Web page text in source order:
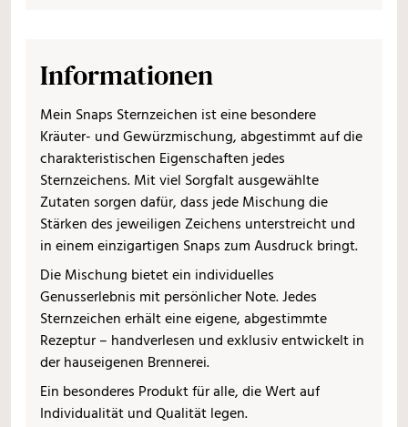
Informationen
Mein Snaps Sternzeichen ist eine besondere
Kräuter- und Gewürzmischung, abgestimmt auf die
charakteristischen Eigenschaften jedes
Sternzeichens. Mit viel Sorgfalt ausgewählte
Zutaten sorgen dafür, dass jede Mischung die
Stärken des jeweiligen Zeichens unterstreicht und
in einem einzigartigen Snaps zum Ausdruck bringt.
Die Mischung bietet ein individuelles
Genusserlebnis mit persönlicher Note. Jedes
Sternzeichen erhält eine eigene, abgestimmte
Rezeptur – handverlesen und exklusiv entwickelt in
der hauseigenen Brennerei.
Ein besonderes Produkt für alle, die Wert auf
Individualität und Qualität legen.